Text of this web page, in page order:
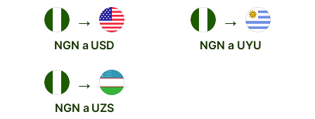
→
NGN a USD
→
NGN a UYU
→
NGN a UZS